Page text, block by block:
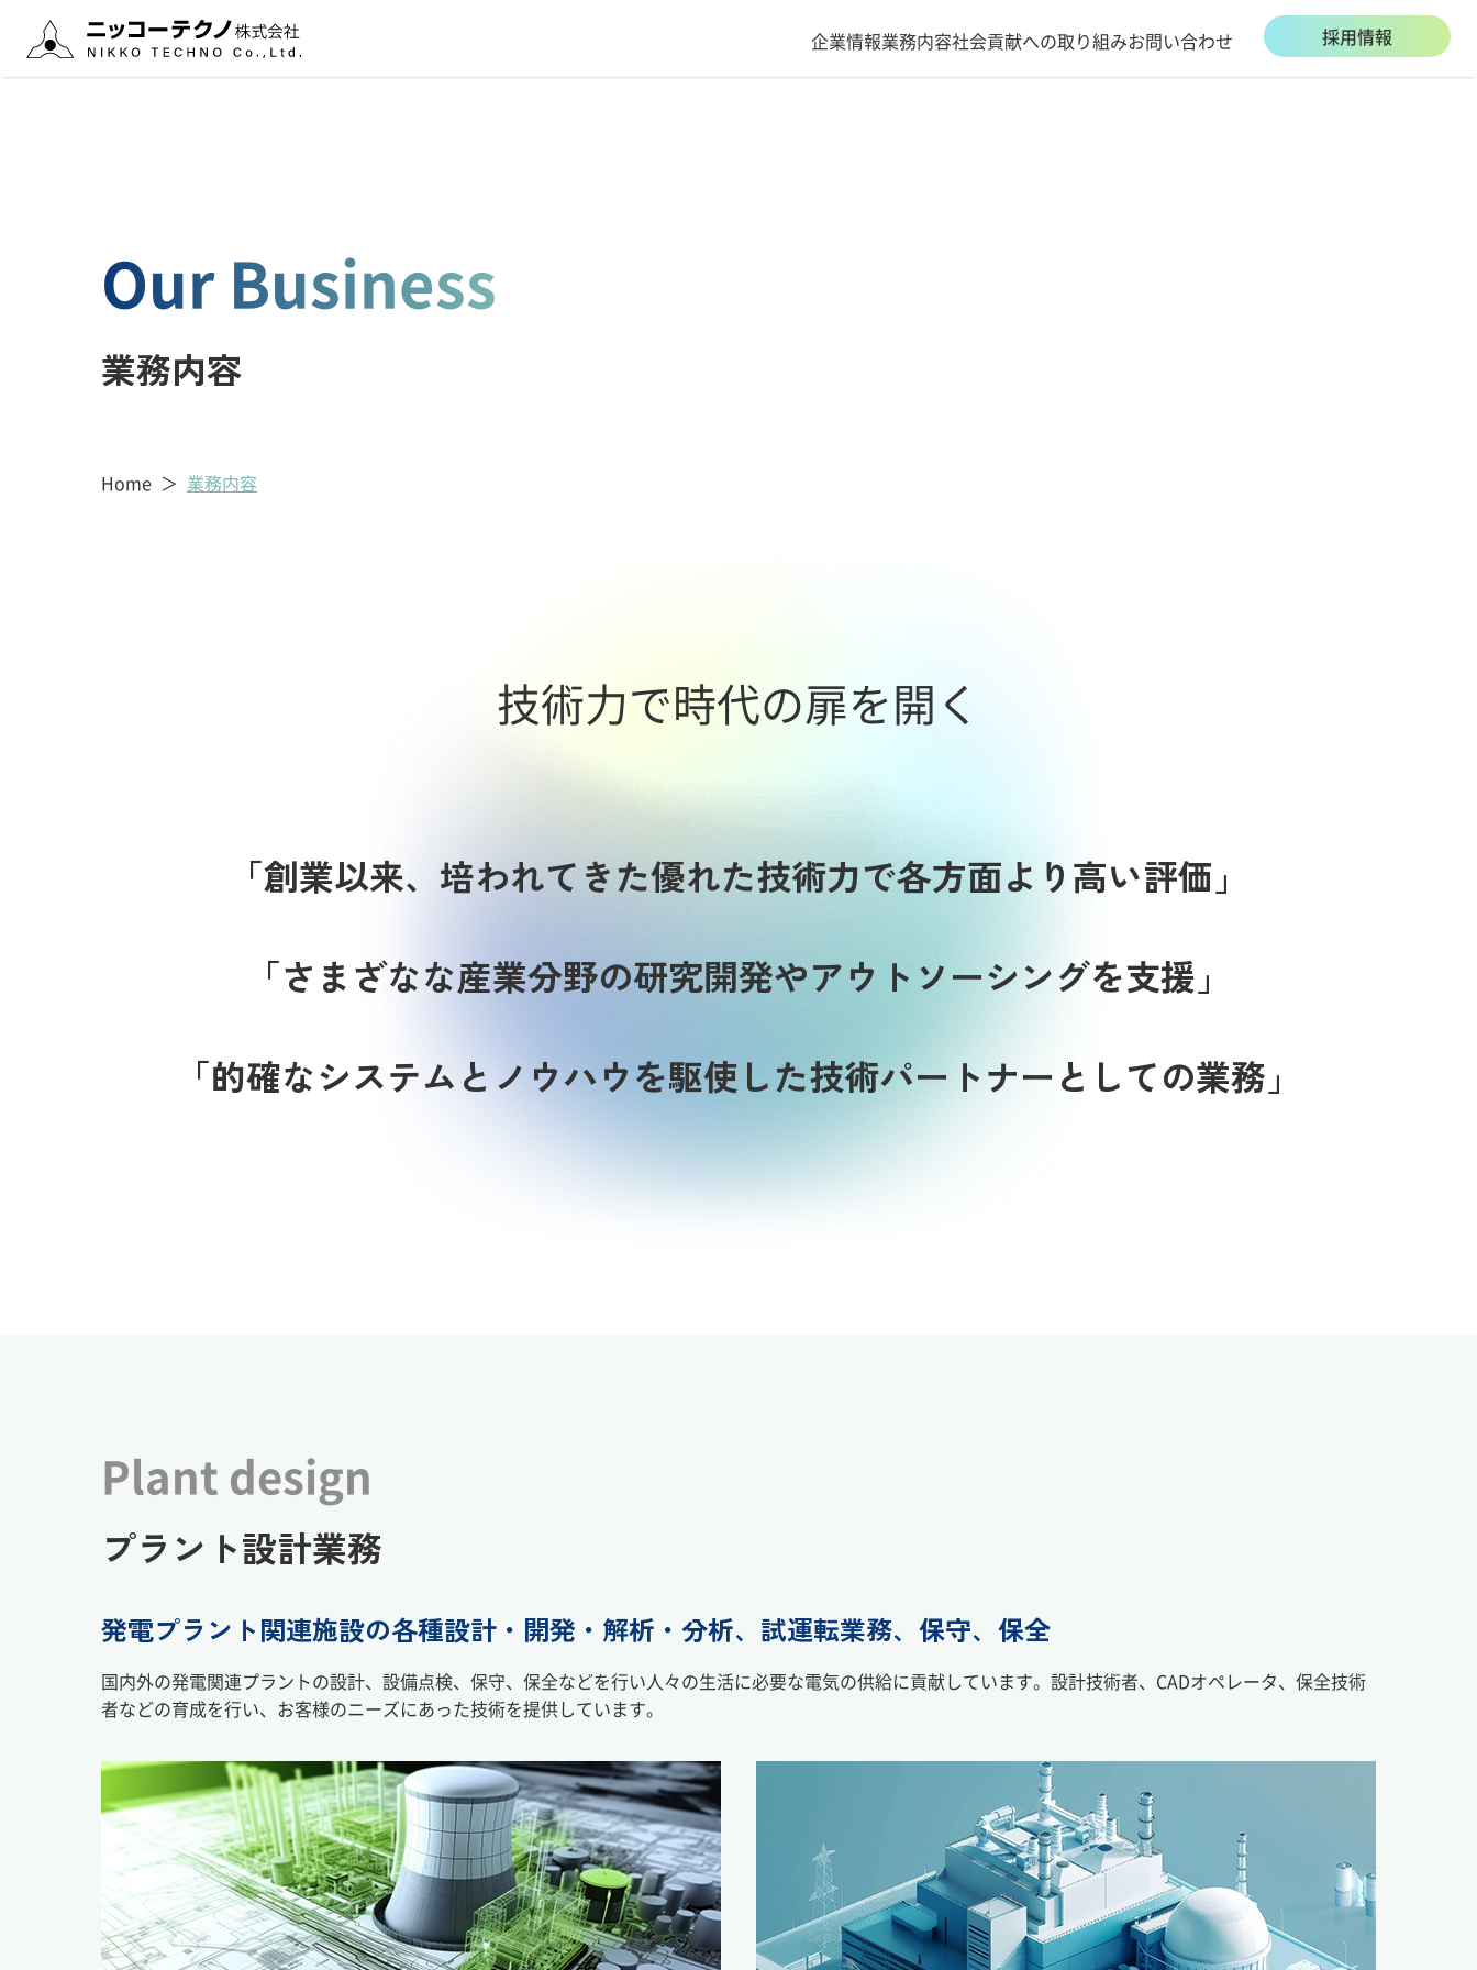
企業情報業務内容社会貢献への取り組みお問い合わせ 採用情報
Our Business
業務内容
Home 業務内容
技術力で時代の扉を開く
「創業以来、培われてきた優れた技術力で各方面より高い評価」
「さまざなな産業分野の研究開発やアウトソーシングを支援」
「的確なシステムとノウハウを駆使した技術パートナーとしての業務」
Plant design
プラント設計業務
発電プラント関連施設の各種設計・開発・解析・分析、試運転業務、保守、保全
国内外の発電関連プラントの設計、設備点検、保守、保全などを行い人々の生活に必要な電気の供給に貢献しています。設計技術者、CADオペレータ、保全技術
者などの育成を行い、お客様のニーズにあった技術を提供しています。